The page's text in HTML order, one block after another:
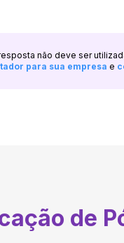
não deve ser
para sua empresa e
de